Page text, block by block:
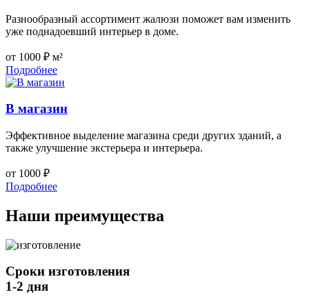
Разнообразный ассортимент жалюзи поможет вам изменить
уже поднадоевший интерьер в доме.
от 1000 ₽ м²
Подробнее
В магазин
Эффективное выделение магазина среди других зданий, а
также улучшение экстерьера и интерьера.
от 1000 ₽
Подробнее
Наши преимущества
Сроки изготовления
1-2 дня